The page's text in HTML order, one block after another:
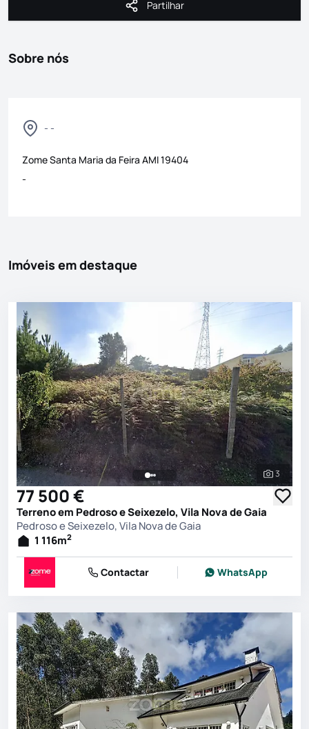
Partilhar
Partilhar
Sobre nós
- -
Zome Santa Maria da Feira AMI19404
-
Imóveis em destaque
Ver
3
77 500 €
Terreno em Pedroso e Seixezelo, Vila Nova de Gaia
Pedroso e Seixezelo, Vila Nova de Gaia
1 116m2
Contactar WhatsApp